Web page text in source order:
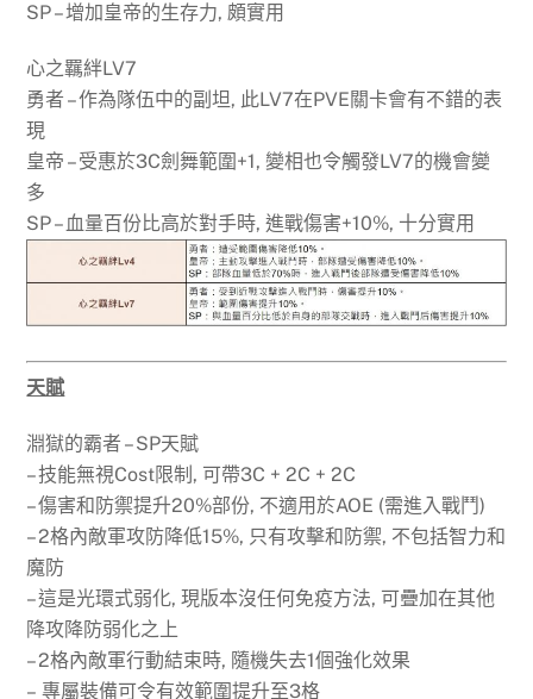
SP – 增加皇帝的生存力, 頗實用
心之羈絆LV7
勇者 – 作為隊伍中的副坦, 此LV7在PVE關卡會有不錯的表
現
皇帝 – 受惠於3C劍舞範圍+1, 變相也令觸發LV7的機會變
多
SP – 血量百份比高於對手時, 進戰傷害+10%, 十分實用
天賦
淵獄的霸者 – SP天賦
– 技能無視Cost限制, 可帶3C + 2C + 2C
– 傷害和防禦提升20%部份, 不適用於AOE (需進入戰鬥)
– 2格內敵軍攻防降低15%, 只有攻擊和防禦, 不包括智力和
魔防
– 這是光環式弱化, 現版本沒任何免疫方法, 可疊加在其他
降攻降防弱化之上
– 2格內敵軍行動結束時, 隨機失去1個強化效果
– 專屬裝備可令有效範圍提升至3格